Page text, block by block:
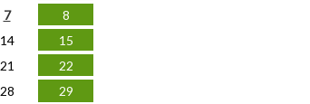
7
8
14
15
21
22
28 29